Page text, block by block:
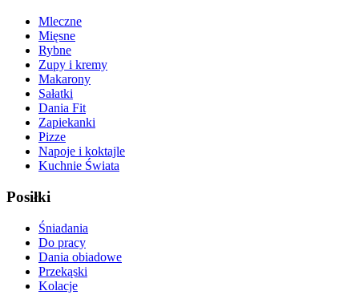
Mleczne
Mięsne
Rybne
Zupy i kremy
Makarony
Sałatki
Dania Fit
Zapiekanki
Pizze
Napoje i koktajle
Kuchnie Świata
Posiłki
Śniadania
Do pracy
Dania obiadowe
Przekąski
Kolacje